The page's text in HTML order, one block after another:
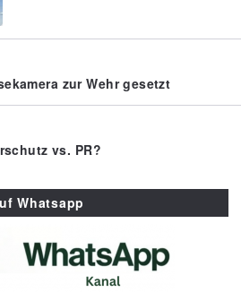
zur Wehr gesetzt
vs. PR?
Whatsapp